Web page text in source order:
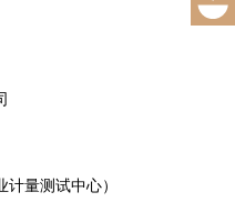
量测试中心）